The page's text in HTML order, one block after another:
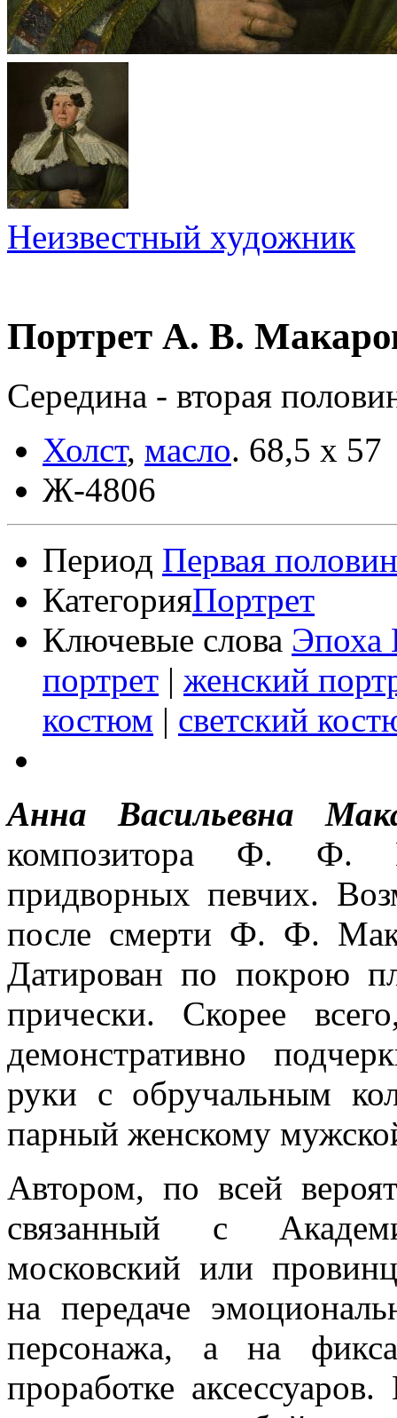
Неизвестный художник
Портрет А. В.
Середина - вторая
Холст, масло. 68,5 x 57
Ж-4806
Период Первая
КатегорияПортрет
Ключевые слова Эпоха
портрет | женский
костюм | светский
Анна Васильевна
композитора Ф. Ф.
придворных певчих.
после смерти Ф. Ф.
Датирован по покрою
прически. Скорее
демонстративно
руки с обручальным
парный женскому
Автором, по всей
связанный с
московский или
на передаче
персонажа, а на
проработке